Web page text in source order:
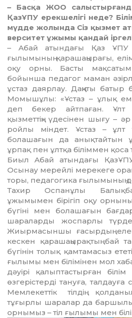
– Басқа ЖОО
ҚазҰПУ ерекшелігі не­де?
мүдде жо­л­ында Сіз қызмет
верситет ұжымы қандай
– Абай атындағы Қаз ҰПУ
ғылымының қарашаңы­ра­ғы,
оқу ор­ны. Басты
бойынша педагог маман
ұстаз даярлау. Даңқ­ты
Мо­мышұлы: «Ұстаз – ұлық
деп бекер айтпаған. Ұлт
қызметтің» үде­сінен шығу –
ройлы міндет. Ұстаз –
болашағын да анық­тай­тын
ұрпақ пен ұлт­қа біліммен қоса
Биыл Абай атындағы
Осынау мерейлі ме­­рекеге
то­ры, педагогика ғылымының
Тахир Оспанұлы
ұжымымен бірігіп оқу
бүгіні мен болашағын
шараларды жос­парлы
Жиыр­­масыншы ғасырдың елең-
кескен қара­шаңырақтың бай
бүгінін толық қамтамасыз
ғылымы мен білі­мі­нен мол
дәуірі қалыптастырған
өзгерістерді тануға, тал­дауға
Мем­лекеттік тілдің
тұғырлы шаралар да бар­шы­лық.
орнымыз – тіл ғылымы мен